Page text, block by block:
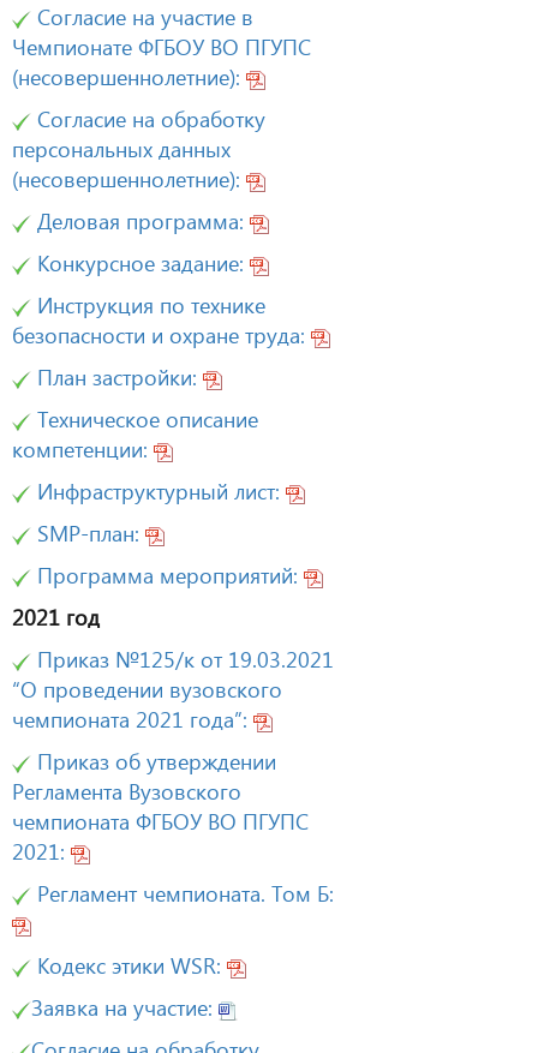
Согласие на участие в
Чемпионате ФГБОУ ВО ПГУПС
(несовершеннолетние):
Согласие на обработку
персональных данных
(несовершеннолетние):
Деловая программа:
Конкурсное задание:
Инструкция по технике
безопасности и охране труда:
План застройки:
Техническое описание
компетенции:
Инфраструктурный лист:
SMP-план:
Программа мероприятий:
2021 год
Приказ №125/к от 19.03.2021
“О проведении вузовского
чемпионата 2021 года”:
Приказ об утверждении
Регламента Вузовского
чемпионата ФГБОУ ВО ПГУПС
2021:
Регламент чемпионата. Том Б:
Кодекс этики WSR:
Заявка на участие: